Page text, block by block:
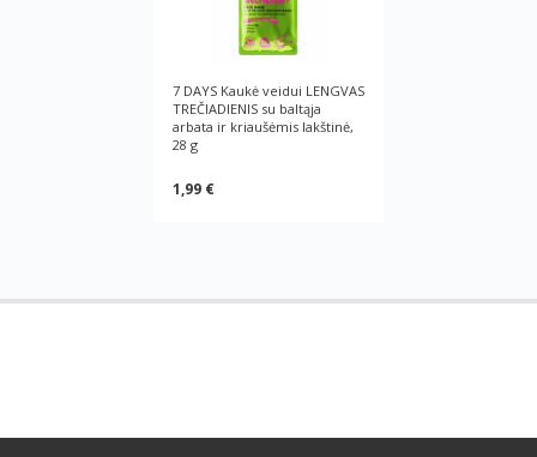
7 DAYS Kaukė veidui LENGVAS
TREČIADIENIS su baltąja
arbata ir kriaušėmis lakštinė,
28 g
1,99 €